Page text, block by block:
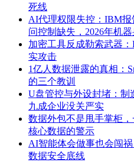
死线
AI代理权限失控：IBM
问控制缺失，2026年机
加密工具反成勒索武器
实攻击
1亿人数据泄露的真相：
的三个教训
U盘管控与外设封堵：制
九成企业没关严实
数据外包不是甩手掌柜
核心数据的警示
AI智能体会做事也会闯
数据安全底线